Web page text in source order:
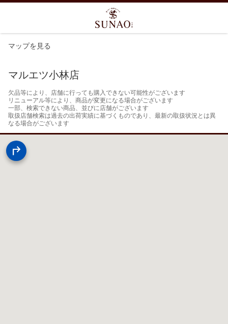
マップを見る
マルエツ小林店
欠品等により、店舗に行っても購入できない可能性がございます
リニューアル等により、商品が変更になる場合がございます
一部、検索できない商品、並びに店舗がございます
取扱店舗検索は過去の出荷実績に基づくものであり、最新の取扱状況とは異
なる場合がございます